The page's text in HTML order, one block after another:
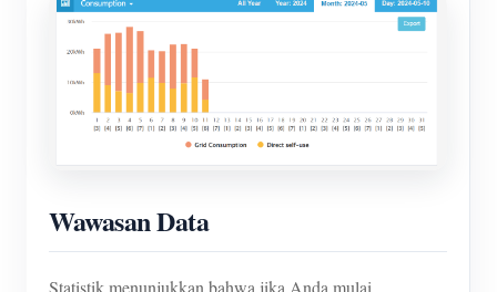
Wawasan Data
Statistik menunjukkan bahwa jika Anda mulai